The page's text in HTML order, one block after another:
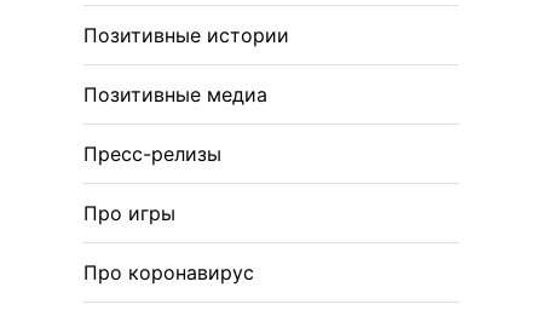
Позитивные истории
Позитивные медиа
Пресс-релизы
Про игры
Про коронавирус